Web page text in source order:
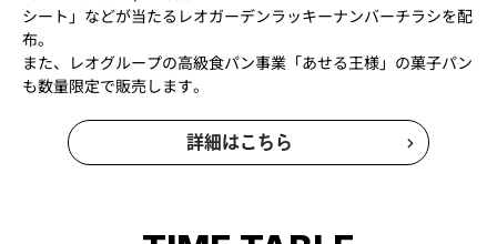
シート」などが当たるレオガーデンラッキーナンバーチラシを配
布。
また、レオグループの高級食パン事業「あせる王様」の菓子パン
も数量限定で販売します。
詳細はこちら